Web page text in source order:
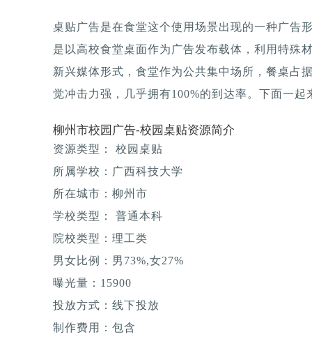
桌贴广告是在食堂这个使用场景出现的一种广告
是以高校食堂桌面作为广告发布载体，利用特殊
新兴媒体形式，食堂作为公共集中场所，餐桌占
觉冲击力强，几乎拥有100%的到达率。下面一
柳州市校园广告-校园桌贴资源简介
资源类型： 校园桌贴
所属学校：广西科技大学
所在城市：柳州市
学校类型： 普通本科
院校类型：理工类
男女比例：男73%,女27%
曝光量：15900
投放方式：线下投放
制作费用：包含